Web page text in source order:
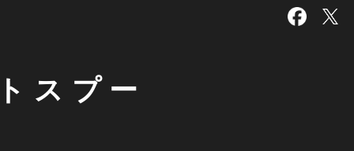
スプー